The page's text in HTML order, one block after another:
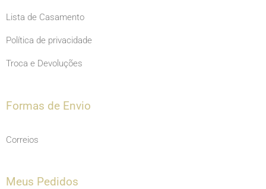
Lista de Casamento
Política de privacidade
Troca e Devoluções
Formas de Envio
Correios
Meus Pedidos